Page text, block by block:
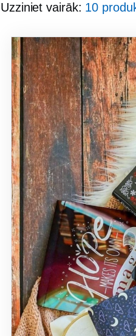
Uzziniet vairāk: 10